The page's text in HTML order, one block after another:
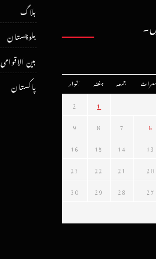
بلاگ
بلوچستان
بین الاقوامی
پاکستان
جمعہ ہفتہ اتوار
1
2
6
7
8
9
13
14
15
16
20
21
22
23
27
28
29
30